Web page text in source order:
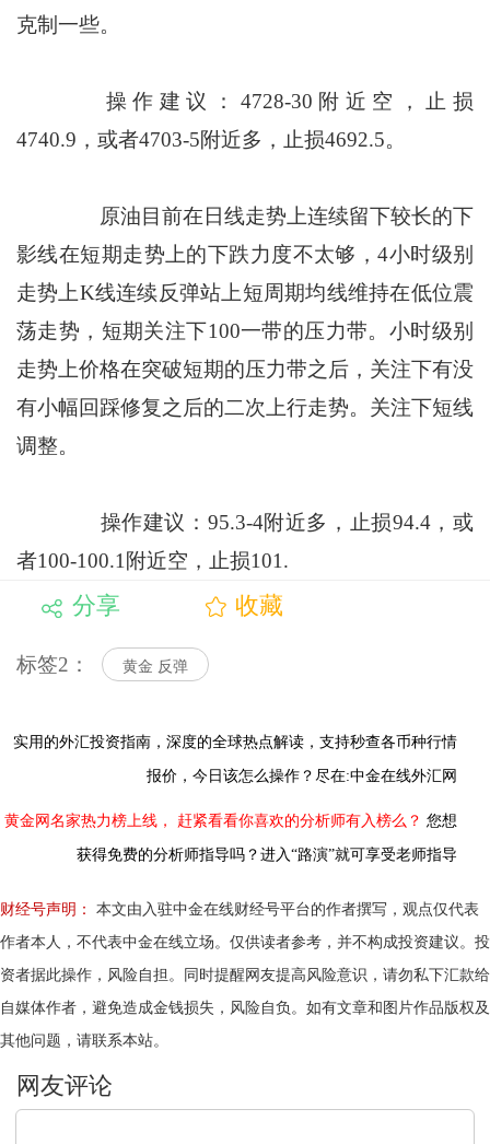
克制一些。
操作建议：4728-30附近空，止损
4740.9，或者4703-5附近多，止损4692.5。
原油目前在日线走势上连续留下较长的下
影线在短期走势上的下跌力度不太够，4小时级别
走势上K线连续反弹站上短周期均线维持在低位震
荡走势，短期关注下100一带的压力带。小时级别
走势上价格在突破短期的压力带之后，关注下有没
有小幅回踩修复之后的二次上行走势。关注下短线
调整。
操作建议：95.3-4附近多，止损94.4，或
者100-100.1附近空，止损101.
分享 收藏
标签2： 黄金 反弹
实用的外汇投资指南， 深度的全球热点解读， 支持秒查各币种行情
报价，今日该怎么操作？尽在:中金在线外汇网
黄金网名家热力榜上线， 赶紧看看你喜欢的分析师有入榜么？ 您想
获得免费的分析师指导吗？进入“路演”就可享受老师指导
财经号声明：
本文由入驻中金在线财经号平台的作者撰写，观点仅代表
作者本人，不代表中金在线立场。仅供读者参考，并不构成投资建议。投
资者据此操作，风险自担。同时提醒网友提高风险意识，请勿私下汇款给
自媒体作者，避免造成金钱损失，风险自负。如有文章和图片作品版权及
其他问题，请联系本站。